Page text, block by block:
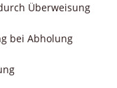
Überweisung
bei Abholung